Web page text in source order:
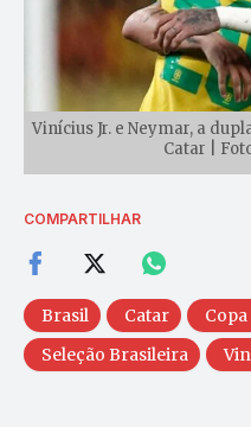
Vinícius Jr. e Neymar, a
Catar |
COMPARTILHAR
Brasil Catar
Seleção Brasileira